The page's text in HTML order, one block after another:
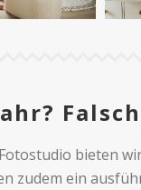
bieten
zudem ein